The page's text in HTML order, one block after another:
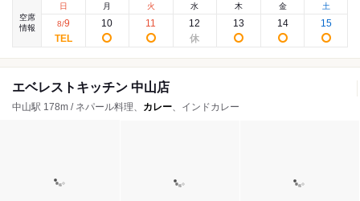
空席
情報
日
8/9
月
10
火
11
水
12
木
13
金
14
土
15
エベレストキッチン 中山店
中山駅 178m / ネパール料理、 カレー、インドカレー